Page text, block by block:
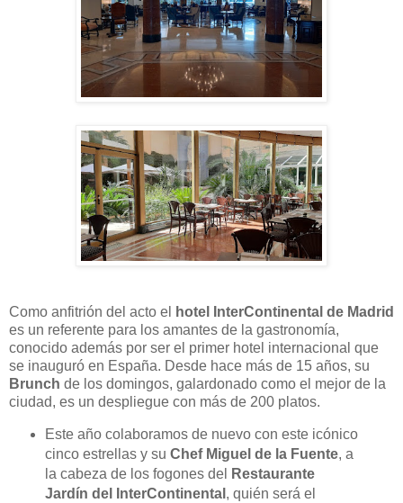
Como anfitrión del acto el
hotel InterContinental de Madrid
es un referente para los amantes de la gastronomía,
conocido además por ser el primer hotel internacional que
se inauguró en España. Desde hace más de 15 años, su
Brunch de los domingos, galardonado como el mejor de la
ciudad, es un despliegue con más de 200 platos.
Este año colaboramos de nuevo con este icónico
cinco estrellas y su Chef Miguel de la Fuente, a
la cabeza de los fogones del
Restaurante
Jardín del InterContinental , quién será el